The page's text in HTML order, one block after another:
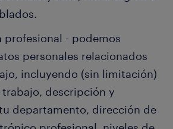
profesional - podemos
personales relacionados
incluyendo (sin limitación)
descripción y
departamento, dirección de